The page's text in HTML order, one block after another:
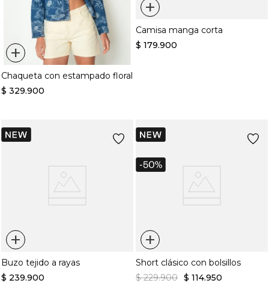
+
Chaqueta con estampado floral
$ 329.900
+
Camisa manga corta
$ 179.900
+
Buzo tejido a rayas
$ 239.900
+
Short clásico con bolsillos
$ 229.900 $ 114.950